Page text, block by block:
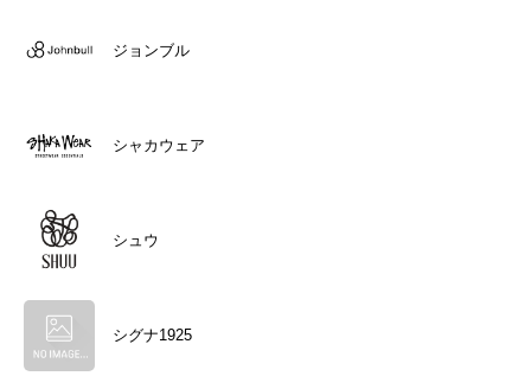
ジョンブル
シャカウェア
シュウ
シグナ1925